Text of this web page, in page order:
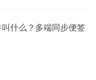
什么？多端同步便签